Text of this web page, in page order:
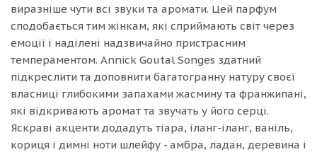
виразніше чути всі звуки та аромати. Цей парфум
сподобається тим жінкам, які сприймають світ через
емоції і наділені надзвичайно пристрасним
темпераментом. Annick Goutal Songes здатний
підкреслити та доповнити багатогранну натуру своєї
власниці глибокими запахами жасмину та франжипані,
які відкривають аромат та звучать у його серці.
Яскраві акценти додадуть тіара, іланг-іланг, ваніль,
кориця і димні ноти шлейфу - амбра, ладан, деревина і